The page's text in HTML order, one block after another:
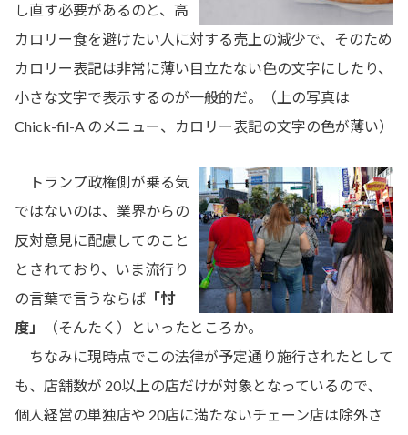
し直す必要があるのと、高
カロリー食を避けたい人に対する売上の減少で、そのため
カロリー表記は非常に薄い目立たない色の文字にしたり、
小さな文字で表示するのが一般的だ。（上の写真は
Chick-fil-A のメニュー、カロリー表記の文字の色が薄い）
トランプ政権側が乗る気
ではないのは、業界からの
反対意見に配慮してのこと
とされており、いま流行り
の言葉で言うならば 「忖
度」
（そんたく）といったところか。
ちなみに現時点でこの法律が予定通り施行されたとして
も、店舗数が 20以上の店だけが対象となっているので、
個人経営の単独店や 20店に満たないチェーン店は除外さ